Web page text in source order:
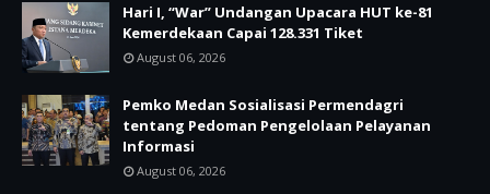
Hari I, “War” Undangan Upacara HUT ke-81
Kemerdekaan Capai 128.331 Tiket
August 06, 2026
Pemko Medan Sosialisasi Permendagri
tentang Pedoman Pengelolaan Pelayanan
Informasi
August 06, 2026